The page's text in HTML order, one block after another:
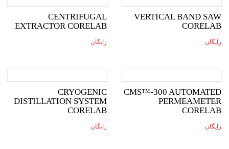
VERTICAL BAND SAW
CORELAB
رایگان
CENTRIFUGAL
EXTRACTOR CORELAB
رایگان
CMS™-300 AUTOMATED
PERMEAMETER
CORELAB
رایگان
CRYOGENIC
DISTILLATION SYSTEM
CORELAB
رایگان